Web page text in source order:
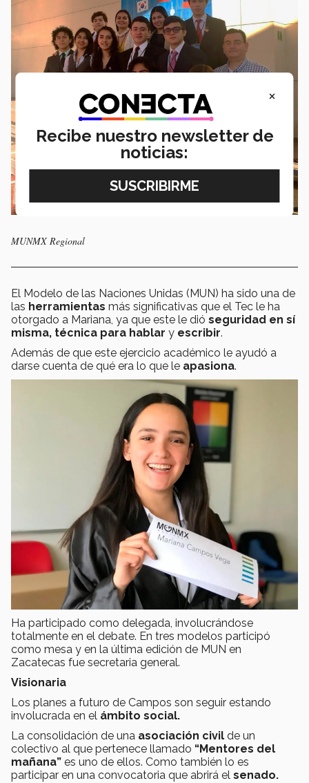
MUNMX Regional
El Modelo de las Naciones Unidas (MUN) ha sido una de
las herramientas más significativas que el Tec le ha
otorgado a Mariana, ya que este le dió seguridad en sí
misma, técnica para hablar y escribir.
Además de que este ejercicio académico le ayudó a
darse cuenta de qué era lo que le apasiona.
Ha participado como delegada, involucrándose
totalmente en el debate. En tres modelos participó
como mesa y en la última edición de MUN en
Zacatecas fue secretaria general.
Visionaria
Los planes a futuro de Campos son seguir estando
involucrada en el ámbito social.
La consolidación de una asociación civil de un
colectivo al que pertenece llamado “Mentores del
mañana” es uno de ellos. Como también lo es
participar en una convocatoria que abrirá el senado.
×
Recibe nuestro newsletter de
noticias: